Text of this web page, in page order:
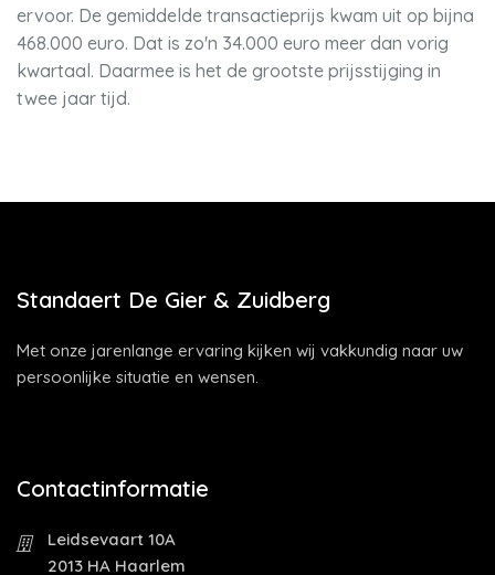
ervoor. De gemiddelde transactieprijs kwam uit op bijna
468.000 euro. Dat is zo'n 34.000 euro meer dan vorig
kwartaal. Daarmee is het de grootste prijsstijging in
twee jaar tijd.
Standaert De Gier & Zuidberg
Met onze jarenlange ervaring kijken wij vakkundig naar uw
persoonlijke situatie en wensen.
Contactinformatie
Leidsevaart 10A
2013 HA Haarlem